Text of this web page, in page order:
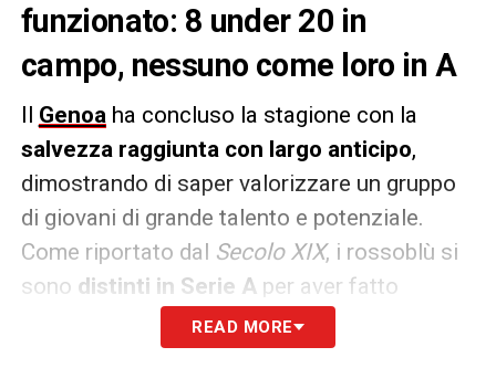
funzionato: 8 under 20 in
campo, nessuno come loro in A
Il Genoa ha concluso la stagione con la
salvezza raggiunta con largo anticipo,
dimostrando di saper valorizzare un gruppo
di giovani di grande talento e potenziale.
Come riportato dal Secolo XIX, i rossoblù si
sono distinti in Serie A per aver fatto
scendere in campo più Under 20 di
qualsiasi altra squadra, benotto in totale
READ MORE